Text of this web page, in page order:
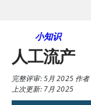
小知识
人工流产
完整评审:5月 2025作者
上次更新: 7月 2025